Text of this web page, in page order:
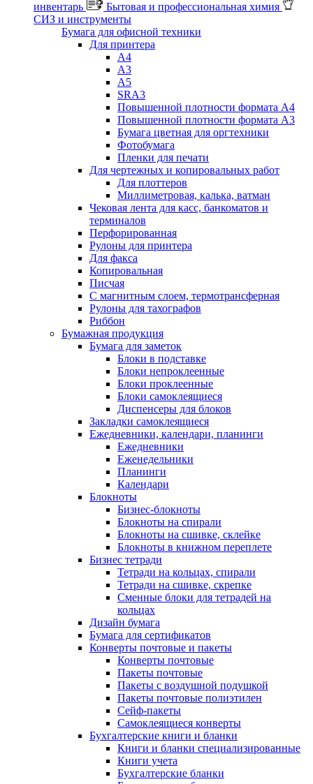
инвентарь
Бытовая и профессиональная химия
СИЗ и инструменты
Бумага для офисной техники
Для принтера
А4
А3
А5
SRA3
Повышенной плотности формата А4
Повышенной плотности формата А3
Бумага цветная для оргтехники
Фотобумага
Пленки для печати
Для чертежных и копировальных работ
Для плоттеров
Миллиметровая, калька, ватман
Чековая лента для касс, банкоматов и
терминалов
Перфорированная
Рулоны для принтера
Для факса
Копировальная
Писчая
С магнитным слоем, термотрансферная
Рулоны для тахографов
Риббон
Бумажная продукция
Бумага для заметок
Блоки в подставке
Блоки непроклеенные
Блоки проклеенные
Блоки самоклеящиеся
Диспенсеры для блоков
Закладки самоклеящиеся
Ежедневники, календари, планинги
Ежедневники
Еженедельники
Планинги
Календари
Блокноты
Бизнес-блокноты
Блокноты на спирали
Блокноты на сшивке, склейке
Блокноты в книжном переплете
Бизнес тетради
Тетради на кольцах, спирали
Тетради на сшивке, скрепке
Сменные блоки для тетрадей на
кольцах
Дизайн бумага
Бумага для сертификатов
Конверты почтовые и пакеты
Конверты почтовые
Пакеты почтовые
Пакеты с воздушной подушкой
Пакеты почтовые полиэтилен
Сейф-пакеты
Самоклеящиеся конверты
Бухгалтерские книги и бланки
Книги и бланки специализированные
Книги учета
Бухгалтерские бланки